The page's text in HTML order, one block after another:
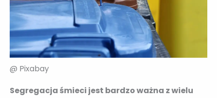
@ Pixabay
Segregacja śmieci jest bardzo ważna z wielu